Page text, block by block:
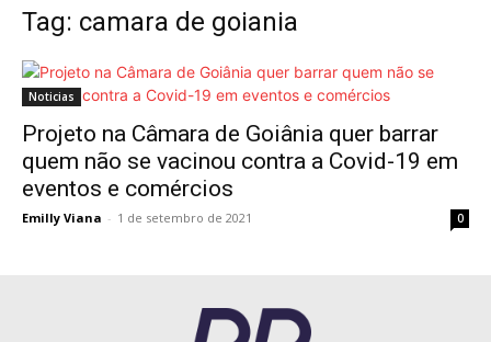
Tag: camara de goiania
Noticias
Projeto na Câmara de Goiânia quer barrar
quem não se vacinou contra a Covid-19 em
eventos e comércios
Emilly Viana - 1 de setembro de 2021 0